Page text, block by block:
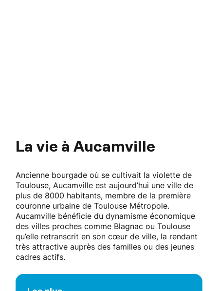
La vie à Aucamville
Ancienne bourgade où se cultivait la violette de
Toulouse, Aucamville est aujourd’hui une ville de
plus de 8000 habitants, membre de la première
couronne urbaine de Toulouse Métropole.
Aucamville bénéficie du dynamisme économique
des villes proches comme Blagnac ou Toulouse
qu’elle retranscrit en son cœur de ville, la rendant
très attractive auprès des familles ou des jeunes
cadres actifs.